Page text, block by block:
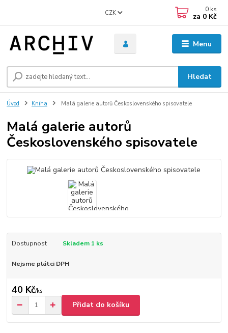
Menu
CZK
Hledat
0 ks
za 0 Kč
Úvod Kniha Malá galerie autorů Československého spisovatele
Malá galerie autorů
Československého spisovatele
Dostupnost Skladem 1 ks
Nejsme plátci DPH
40 Kč/ks
Přidat do košíku